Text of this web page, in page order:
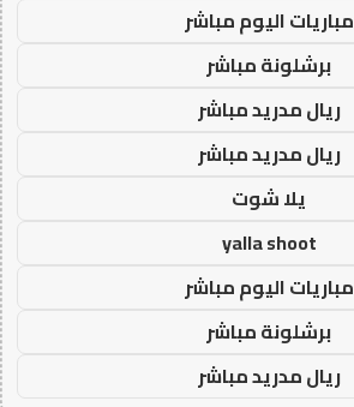
مباريات اليوم مباشر
برشلونة مباشر
ريال مدريد مباشر
ريال مدريد مباشر
يلا شوت
yalla shoot
مباريات اليوم مباشر
برشلونة مباشر
ريال مدريد مباشر